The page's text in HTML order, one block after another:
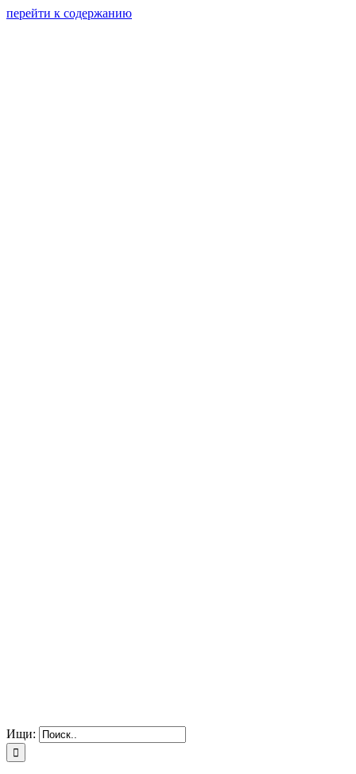
перейти к содержанию
Ищи: